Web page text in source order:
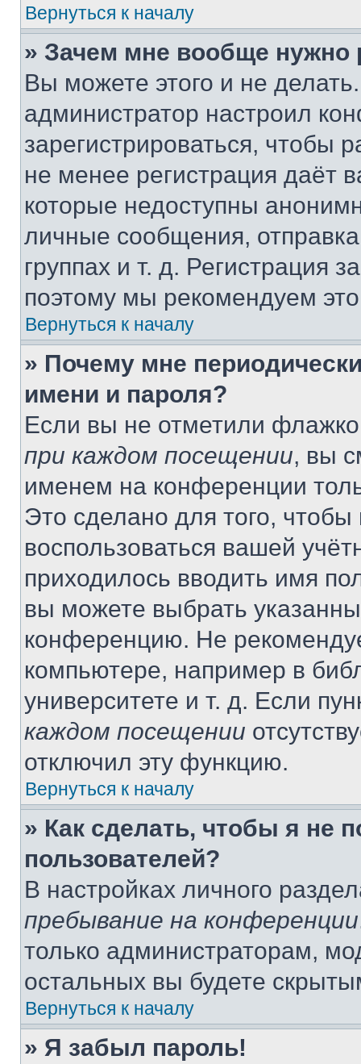
Вернуться к началу
» Зачем мне вообще нужно
Вы можете этого и не
администратор настроил
зарегистрироваться, чтобы
не менее регистрация даёт
которые недоступны
личные сообщения,
группах и т. д. Регистрация
поэтому мы рекомендуем
Вернуться к началу
» Почему мне
имени и пароля?
Если вы не отметили
при каждом посещении, вы
именем на конференции
Это сделано для того, чтобы
воспользоваться вашей
приходилось вводить имя
вы можете выбрать
конференцию. Не
компьютере, например в
университете и т. д. Если
каждом посещении
отключил эту функцию.
Вернуться к началу
» Как сделать, чтобы я не
пользователей?
В настройках личного
пребывание на конференции
только администраторам,
остальных вы будете
Вернуться к началу
» Я забыл пароль!